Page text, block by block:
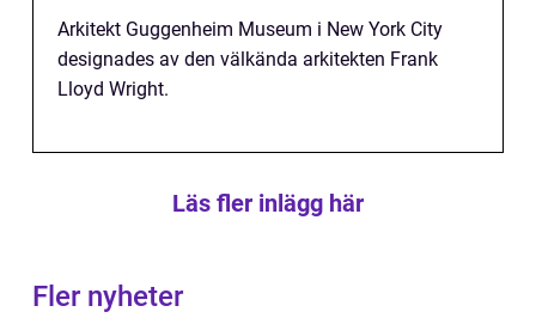
Arkitekt Guggenheim Museum i New York City
designades av den välkända arkitekten Frank
Lloyd Wright.
Läs fler inlägg här
Fler nyheter